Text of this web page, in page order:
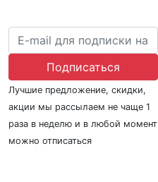
Подписаться
Лучшие предложение, скидки,
акции мы рассылаем не чаще 1
раза в неделю и в любой момент
можно отписаться